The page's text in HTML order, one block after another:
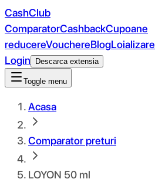
CashClub
ComparatorCashbackCupoane
reducereVouchereBlogLoializare
Login
Descarca extensia
Toggle menu
Acasa
Comparator preturi
LOYON 50 ml